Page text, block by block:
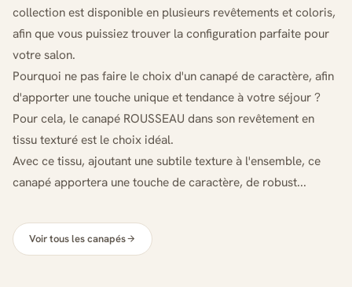
collection est disponible en plusieurs revêtements et coloris,
afin que vous puissiez trouver la configuration parfaite pour
votre salon.
Pourquoi ne pas faire le choix d'un canapé de caractère, afin
d'apporter une touche unique et tendance à votre séjour ?
Pour cela, le canapé ROUSSEAU dans son revêtement en
tissu texturé est le choix idéal.
Avec ce tissu, ajoutant une subtile texture à l'ensemble, ce
canapé apportera une touche de caractère, de robust...
Voir tous les canapés